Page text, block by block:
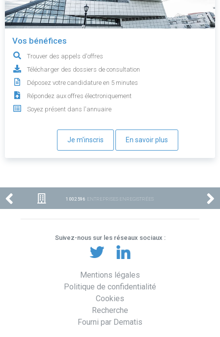
Vos bénéfices
Trouver des appels d'offres
Télécharger des dossiers de consultation
Déposez votre candidature en 5 minutes
Répondez aux offres électroniquement
Soyez présent dans l'annuaire
Je m'inscris En savoir plus
1 002 596 ENTREPRISES ENREGISTRÉES
Suivez-nous sur les réseaux sociaux :
Mentions légales
Politique de confidentialité
Cookies
Recherche
Fourni par Dematis